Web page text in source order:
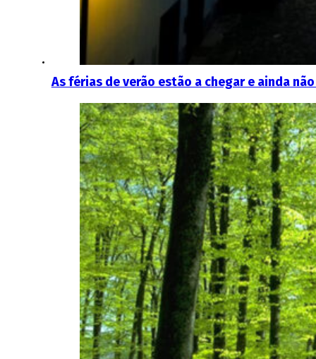
As férias de verão estão a chegar e ainda